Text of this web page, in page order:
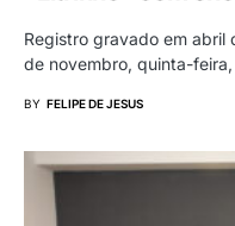
Registro gravado em abril
de novembro, quinta-
BY FELIPE DE JESUS